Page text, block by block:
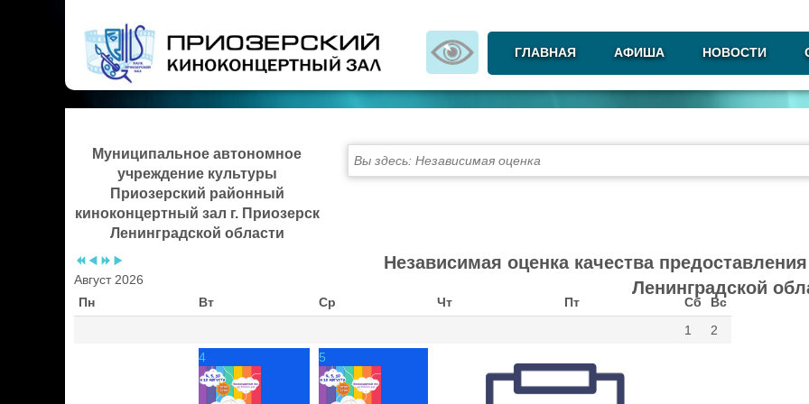
ГЛАВНАЯ АФИША НОВОСТИ
Муниципальное автономное
учреждение культуры
Приозерский районный
киноконцертный зал г. Приозерск
Ленинградской области
Август 2026
Пн
Вт Ср Чт Пт Сб
Вс
1
2
4 5
Вы здесь: Независимая оценка
Независимая оценка качества
Ленинградской